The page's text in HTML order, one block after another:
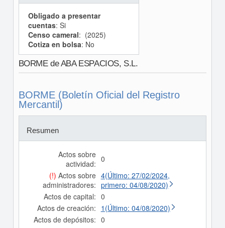
Obligado a presentar
cuentas: Si
Censo cameral: (2025)
Cotiza en bolsa: No
BORME de ABA ESPACIOS, S.L.
BORME (Boletín Oficial del Registro
Mercantil)
Resumen
Actos sobre
actividad: 0
(!) Actos sobre
administradores:
4(Último: 27/02/2024,
primero: 04/08/2020)
Actos de capital: 0
Actos de creación: 1(Último: 04/08/2020)
Actos de depósitos: 0